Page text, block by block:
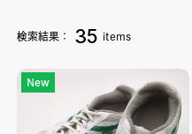
検索結果： 35 items
New